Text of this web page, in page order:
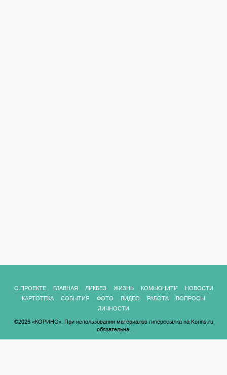
О ПРОЕКТЕ ГЛАВНАЯ ЛИКБЕЗ ЖИЗНЬ КОМЬЮНИТИ
НОВОСТИ
КАРТОТЕКА
СОБЫТИЯ ФОТО ВИДЕО РАБОТА
ВОПРОСЫ
ЛИЧНОСТИ
©2026 «КОРИНС». При использовании материалов гиперссылка на Korins.ru
обязательна.